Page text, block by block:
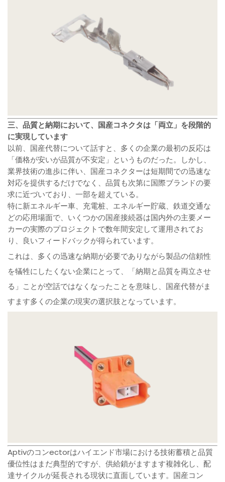
三、品質と納期において、国産コネクタは「両立」を段階的
に実現しています
以前、国産代替について話すと、多くの企業の最初の反応は
「価格が安いが品質が不安定」というものだった。しかし、
業界技術の進歩に伴い、国産コネクターは短期間での迅速な
対応を提供するだけでなく、品質も次第に国際ブランドの要
求に近づいており、一部を超えている。
特に新エネルギー車、充電桩、エネルギー貯蔵、鉄道交通な
どの応用場面で、いくつかの国産接続器は国内外の主要メー
カーの実際のプロジェクトで数年間安定して運用されてお
り、良いフィードバックが得られています。
これは、多くの迅速な納期が必要でありながら製品の信頼性
を犠牲にしたくない企業にとって、「納期と品質を両立させ
る」ことが空話ではなくなったことを意味し、国産代替がま
すます多くの企業の現実の選択肢となっています。
Aptivのコンectorはハイエンド市場における技術蓄積と品質
優位性はまだ典型的ですが、供給鎖がますます複雑化し、配
達サイクルが延長される現状に直面しています。国産コン